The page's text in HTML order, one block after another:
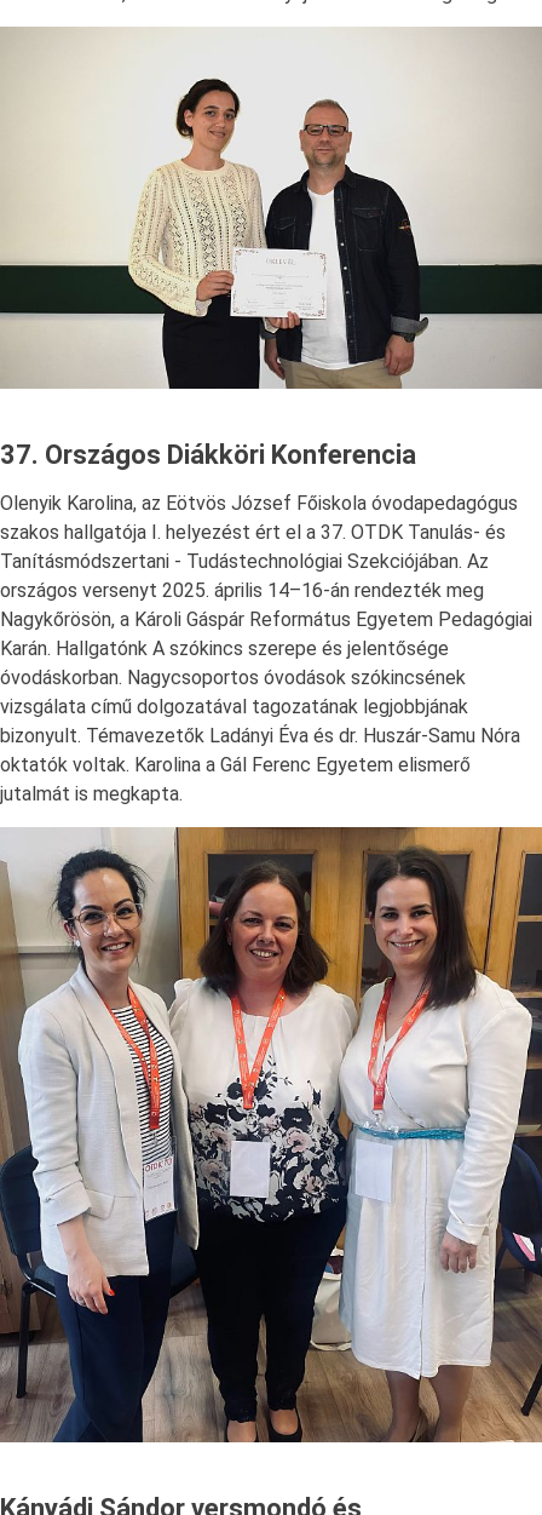
37. Országos Diákköri Konferencia
Olenyik Karolina, az Eötvös József Főiskola óvodapedagógus
szakos hallgatója I. helyezést ért el a 37. OTDK Tanulás- és
Tanításmódszertani - Tudástechnológiai Szekciójában. Az
országos versenyt 2025. április 14–16-án rendezték meg
Nagykőrösön, a Károli Gáspár Református Egyetem Pedagógiai
Karán. Hallgatónk A szókincs szerepe és jelentősége
óvodáskorban. Nagycsoportos óvodások szókincsének
vizsgálata című dolgozatával tagozatának legjobbjának
bizonyult. Témavezetők Ladányi Éva és dr. Huszár-Samu Nóra
oktatók voltak. Karolina a Gál Ferenc Egyetem elismerő
jutalmát is megkapta.
Kányádi Sándor versmondó és